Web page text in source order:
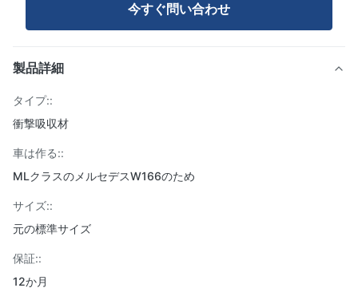
今すぐ問い合わせ
製品詳細
タイプ::
衝撃吸収材
車は作る::
MLクラスのメルセデスW166のため
サイズ::
元の標準サイズ
保証::
12か月